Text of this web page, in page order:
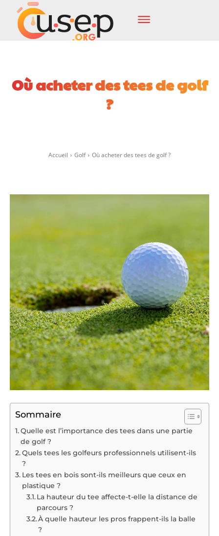
Où acheter des tees de golf
?
Accueil Golf Où acheter des tees de golf ?
Sommaire
Quelle est l’importance des tees dans une partie
de golf ?
Quels tees les golfeurs professionnels utilisent-ils
?
Les tees en bois sont-ils meilleurs que ceux en
plastique ?
La hauteur du tee affecte-t-elle la distance de
parcours ?
À quelle hauteur les pros frappent-ils la balle
?